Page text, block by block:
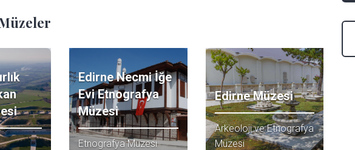
Edirne Necmi İğe
Evi Etnografya
Müzesi
Etnografya Müzesi
Edirne Müzesi
Arkeoloji ve Etnografya
Müzesi